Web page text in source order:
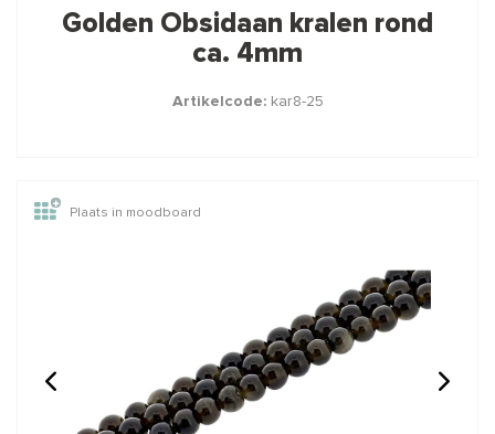
producten ook interessant
Streng ca. 38cm
14/20 Gold filled lock-in
oogje ca. 5x0.75mm
Klik voor staffelkorting
Golden Obsidaan kralen rond
ca. 4mm
Artikelcode:kar8-25
Plaats in moodboard